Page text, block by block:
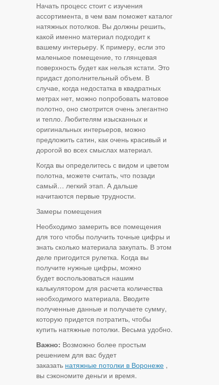
Начать процесс стоит с изучения
ассортимента, в чем вам поможет каталог
натяжных потолков. Вы должны решить,
какой именно материал подходит к
вашему интерьеру. К примеру, если это
маленькое помещение, то глянцевая
поверхность будет как нельзя кстати. Это
придаст дополнительный объем. В
случае, когда недостатка в квадратных
метрах нет, можно попробовать матовое
полотно, оно смотрится очень элегантно
и тепло. Любителям изысканных и
оригинальных интерьеров, можно
предложить сатин, как очень красивый и
дорогой во всех смыслах материал.
Когда вы определитесь с видом и цветом
полотна, можете считать, что позади
самый… легкий этап. А дальше
начитаются первые трудности.
Замеры помещения
Необходимо замерить все помещения
для того чтобы получить точные цифры и
знать сколько материала закупать. В этом
деле пригодится рулетка. Когда вы
получите нужные цифры, можно
будет воспользоваться нашим
калькулятором для расчета количества
необходимого материала. Вводите
полученные данные и получаете сумму,
которую придется потратить, чтобы
купить натяжные потолки. Весьма удобно.
Важно: Возможно более простым
решением для вас будет
заказать натяжные потолки в Воронеже ,
вы сэкономите деньги и время.